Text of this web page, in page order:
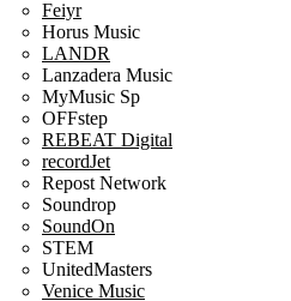
Feiyr
Horus Music
LANDR
Lanzadera Music
MyMusic Sp
OFFstep
REBEAT Digital
recordJet
Repost Network
Soundrop
SoundOn
STEM
UnitedMasters
Venice Music